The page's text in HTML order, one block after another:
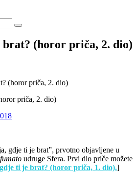
(horor priča, 2. dio)
(horor priča, 2. dio)
gdje ti je brat”, prvotno objavljene u
udruge Sfera. Prvi dio priče možete
ti je brat? (horor priča, 1. dio).]